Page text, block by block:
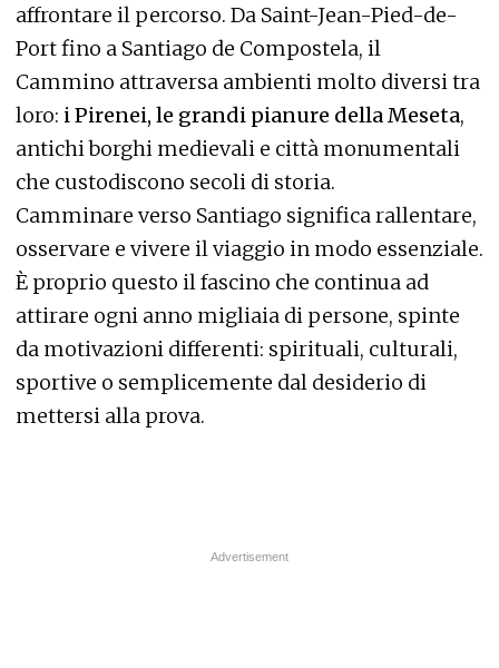
affrontare il percorso. Da Saint-Jean-Pied-de-
Port fino a Santiago de Compostela, il
Cammino attraversa ambienti molto diversi tra
loro: i Pirenei, le grandi pianure della Meseta,
antichi borghi medievali e città monumentali
che custodiscono secoli di storia.
Camminare verso Santiago significa rallentare,
osservare e vivere il viaggio in modo essenziale.
È proprio questo il fascino che continua ad
attirare ogni anno migliaia di persone, spinte
da motivazioni differenti: spirituali, culturali,
sportive o semplicemente dal desiderio di
mettersi alla prova.